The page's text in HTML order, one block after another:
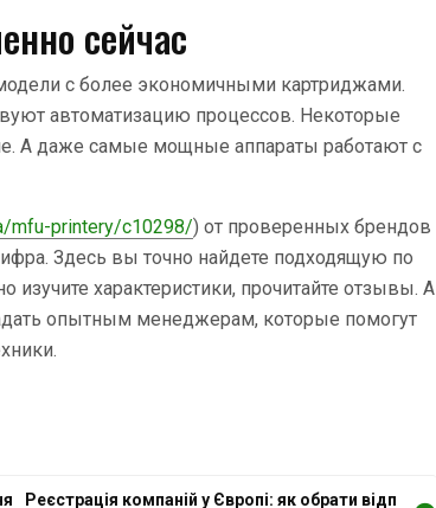
сейчас
с более экономичными картриджами.
автоматизацию процессов. Некоторые
А даже самые мощные аппараты работают с
mfu-printery/c10298/) от проверенных брендов
Здесь вы точно найдете подходящую по
характеристики, прочитайте отзывы. А
опытным менеджерам, которые помогут
Реєстрація компаній у Європі: як обрати відп